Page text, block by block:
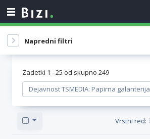
Napredni filtri
Zadetki 1 -25 od skupno 249
Dejavnost TSMEDIA: Papirna galanterija
Vrstni red: